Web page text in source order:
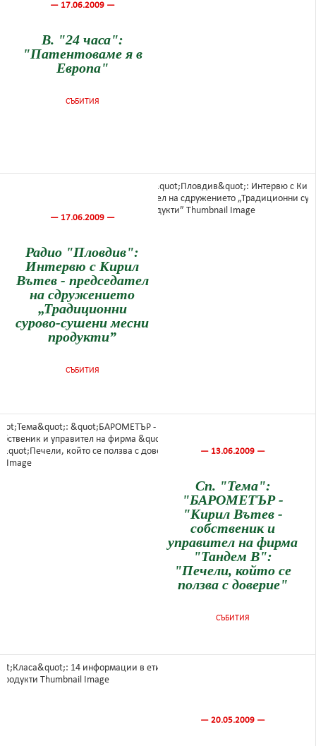
— 17.06.2009 —
В. "24 часа":
"Патентоваме я в
Европа"
СЪБИТИЯ
— 17.06.2009 —
Радио "Пловдив":
Интервю с Кирил
Вътев - председател
на сдружението
„Традиционни
сурово-сушени месни
продукти”
СЪБИТИЯ
— 13.06.2009 —
Сп. "Тема":
"БАРОМЕТЪР -
"Кирил Вътев -
собственик и
управител на фирма
"Тандем В":
"Печели, който се
ползва с доверие"
СЪБИТИЯ
— 20.05.2009 —